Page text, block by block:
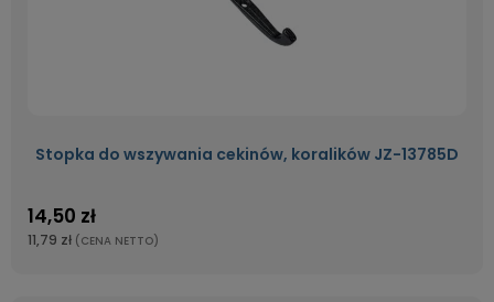
Stopka do wszywania cekinów, koralików JZ-13785D
14,50 zł
11,79 zł (CENA NETTO)